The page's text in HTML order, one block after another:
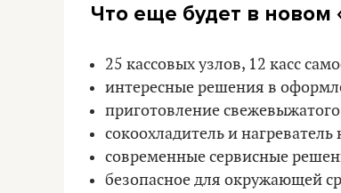
Что еще будет в
25 кассовых узлов, 12 касс
интересные решения в
приготовление
сокоохладитель и нагреватель
современные сервисные
безопасное для окружающей